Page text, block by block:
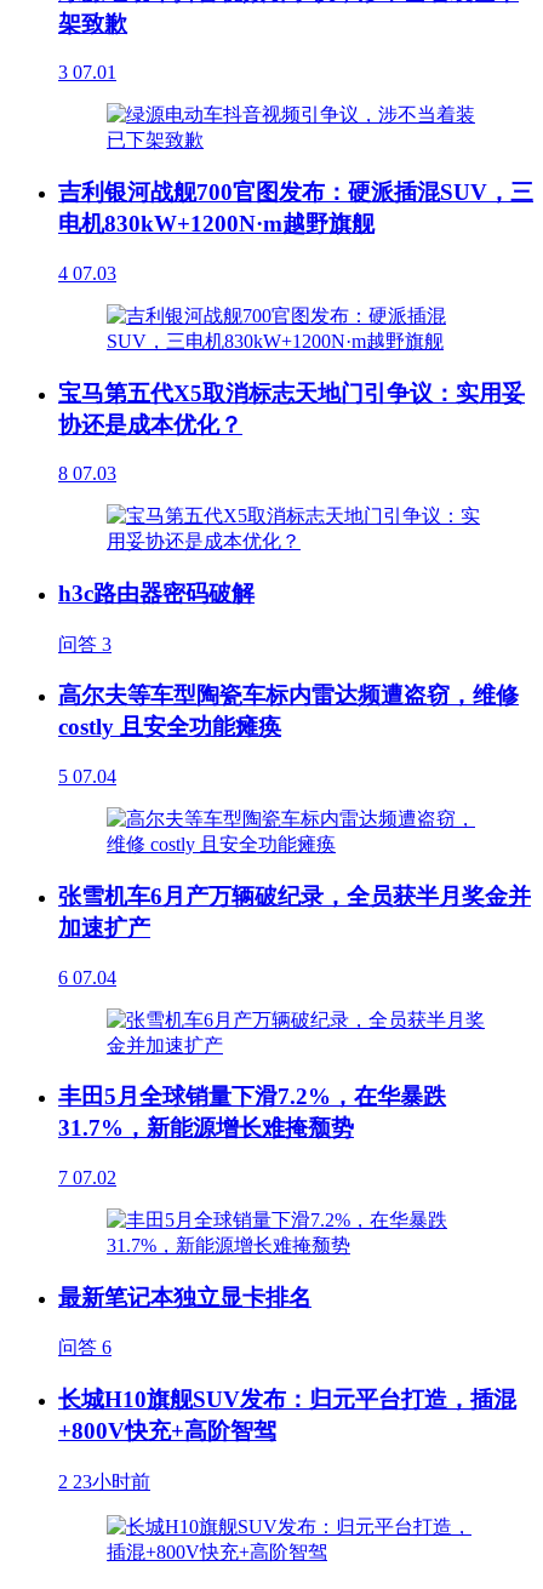
架致歉
3 07.01
吉利银河战舰700官图发布：硬派插混SUV，三
电机830kW+1200N·m越野旗舰
4 07.03
宝马第五代X5取消标志天地门引争议：实用妥
协还是成本优化？
8 07.03
h3c路由器密码破解
问答 3
高尔夫等车型陶瓷车标内雷达频遭盗窃，维修
costly 且安全功能瘫痪
5 07.04
张雪机车6月产万辆破纪录，全员获半月奖金并
加速扩产
6 07.04
丰田5月全球销量下滑7.2%，在华暴跌
31.7%，新能源增长难掩颓势
7 07.02
最新笔记本独立显卡排名
问答 6
长城H10旗舰SUV发布：归元平台打造，插混
+800V快充+高阶智驾
2 23小时前